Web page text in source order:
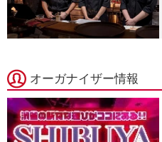
オーガナイザー情報